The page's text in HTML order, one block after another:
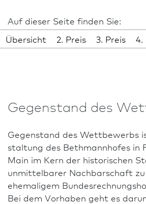
Auf dieser Seite finden Sie:
Übersicht
2. Preis 3. Preis 4.
Gegenstand des
Gegenstand des Wettbewerbs
staltung des Bethmannhofes in
Main im Kern der historischen
unmittelbarer Nachbarschaft zu
ehemaligem
Bei dem Vorhaben geht es